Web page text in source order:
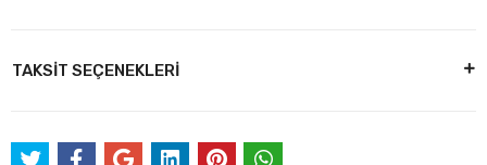
TAKSİT SEÇENEKLERİ